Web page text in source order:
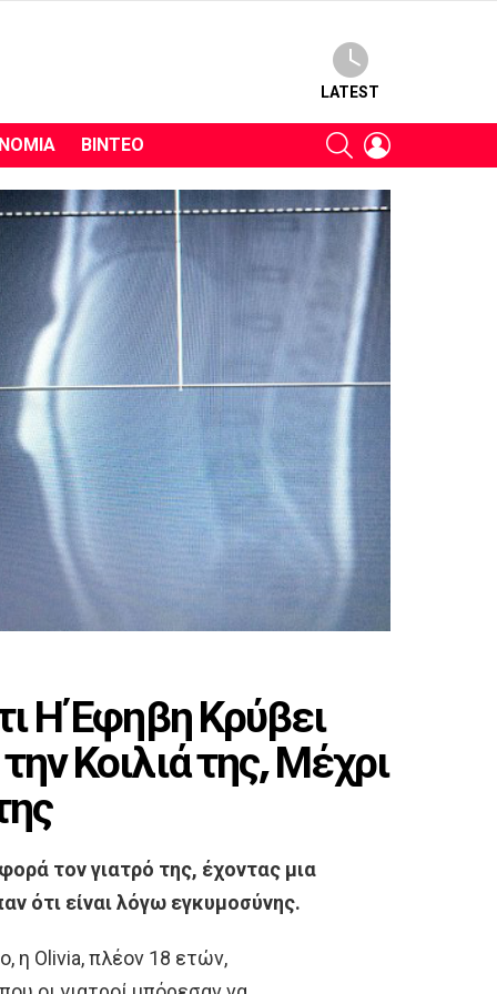
LATEST
ΒΊΝΤΕΟ SEARCH
Η Έφηβη Κρύβει
Κοιλιά της, Μέχρι
τον γιατρό της, έχοντας μια
ότι είναι λόγω εγκυμοσύνης.
η Olivia, πλέον 18 ετών,